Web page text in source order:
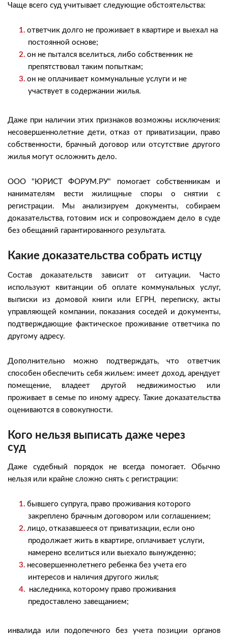
Чаще всего суд учитывает следующие обстоятельства:
ответчик долго не проживает в квартире и выехал на
постоянной основе;
он не пытался вселиться, либо собственник не
препятствовал таким попыткам;
он не оплачивает коммунальные услуги и не
участвует в содержании жилья.
Даже при наличии этих признаков возможны исключения:
несовершеннолетние дети, отказ от приватизации, право
собственности, брачный договор или отсутствие другого
жилья могут осложнить дело.
ООО "ЮРИСТ ФОРУМ.РУ" помогает собственникам и
нанимателям вести жилищные споры о снятии с
регистрации. Мы анализируем документы, собираем
доказательства, готовим иск и сопровождаем дело в суде
без обещаний гарантированного результата.
Какие доказательства собрать истцу
Состав доказательств зависит от ситуации. Часто
используют квитанции об оплате коммунальных услуг,
выписки из домовой книги или ЕГРН, переписку, акты
управляющей компании, показания соседей и документы,
подтверждающие фактическое проживание ответчика по
другому адресу.
Дополнительно можно подтверждать, что ответчик
способен обеспечить себя жильем: имеет доход, арендует
помещение, владеет другой недвижимостью или
проживает в семье по иному адресу. Такие доказательства
оцениваются в совокупности.
Кого нельзя выписать даже через
суд
Даже судебный порядок не всегда помогает. Обычно
нельзя или крайне сложно снять с регистрации:
бывшего супруга, право проживания которого
закреплено брачным договором или соглашением;
лицо, отказавшееся от приватизации, если оно
продолжает жить в квартире, оплачивает услуги,
намерено вселиться или выехало вынужденно;
несовершеннолетнего ребенка без учета его
интересов и наличия другого жилья;
наследника, которому право проживания
предоставлено завещанием;
инвалида или подопечного без учета позиции органов